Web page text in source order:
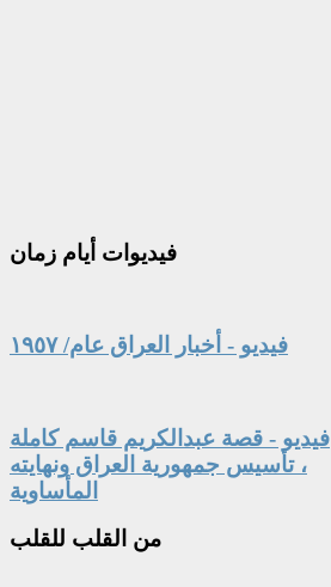
فيديوات أيام زمان
فيديو - أخبار العراق عام/ ١٩٥٧
فيديو - قصة عبدالكريم قاسم كاملة
، تأسيس جمهورية العراق ونهايته
المأساوية
من القلب للقلب